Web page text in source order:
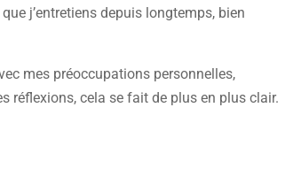
j’entretiens depuis longtemps, bien
mes préoccupations personnelles,
réflexions, cela se fait de plus en plus clair.